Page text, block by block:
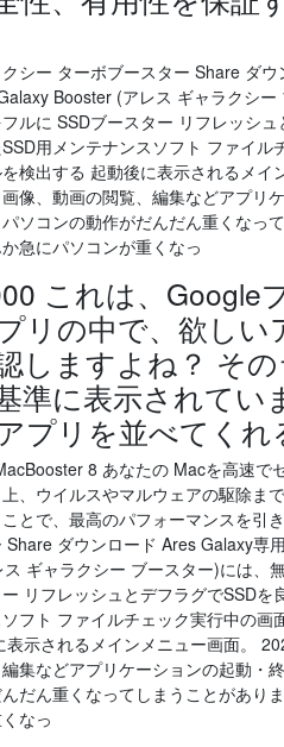
シー ターボブースター Share ダ
Booster (アレス ギャラクシ
ルに SSDブースター リフレッシ
用メンテナンスソフト ファイ
検出する 起動後に表示されるメ
像、動画の閲覧、編集などアプリ
ソコンの動作がだんだん重くなっ
急にパソコンが重くなっ
これは、Google
リの中で、欲し
しますよね？ そ
準に表示されてい
プリを並べてく
8 あなたの Macを高速で
、ウイルスやマルウェアの駆除ま
とで、最高のパフォーマンスを引
Share ダウンロード Ares Galaxy専
ギャラクシー ブースター)には、
リフレッシュとデフラグでSSD
フト ファイルチェック実行中の
示されるメインメニュー画面。
集などアプリケーションの起動・
だん重くなってしまうことがあり
なっ